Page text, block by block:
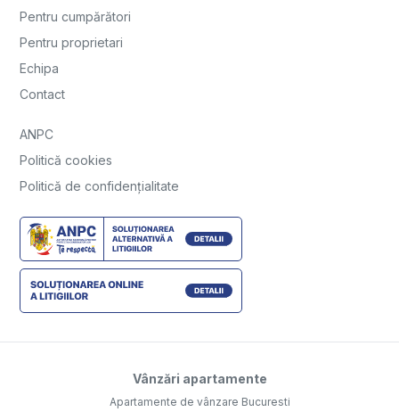
Pentru cumpărători
Pentru proprietari
Echipa
Contact
ANPC
Politică cookies
Politică de confidențialitate
Vânzări apartamente
Apartamente de vânzare Bucuresti